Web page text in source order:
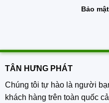
Bảo
TÂN HƯNG PHÁT
Chúng tôi tự hào là người
khách hàng trên toàn quốc